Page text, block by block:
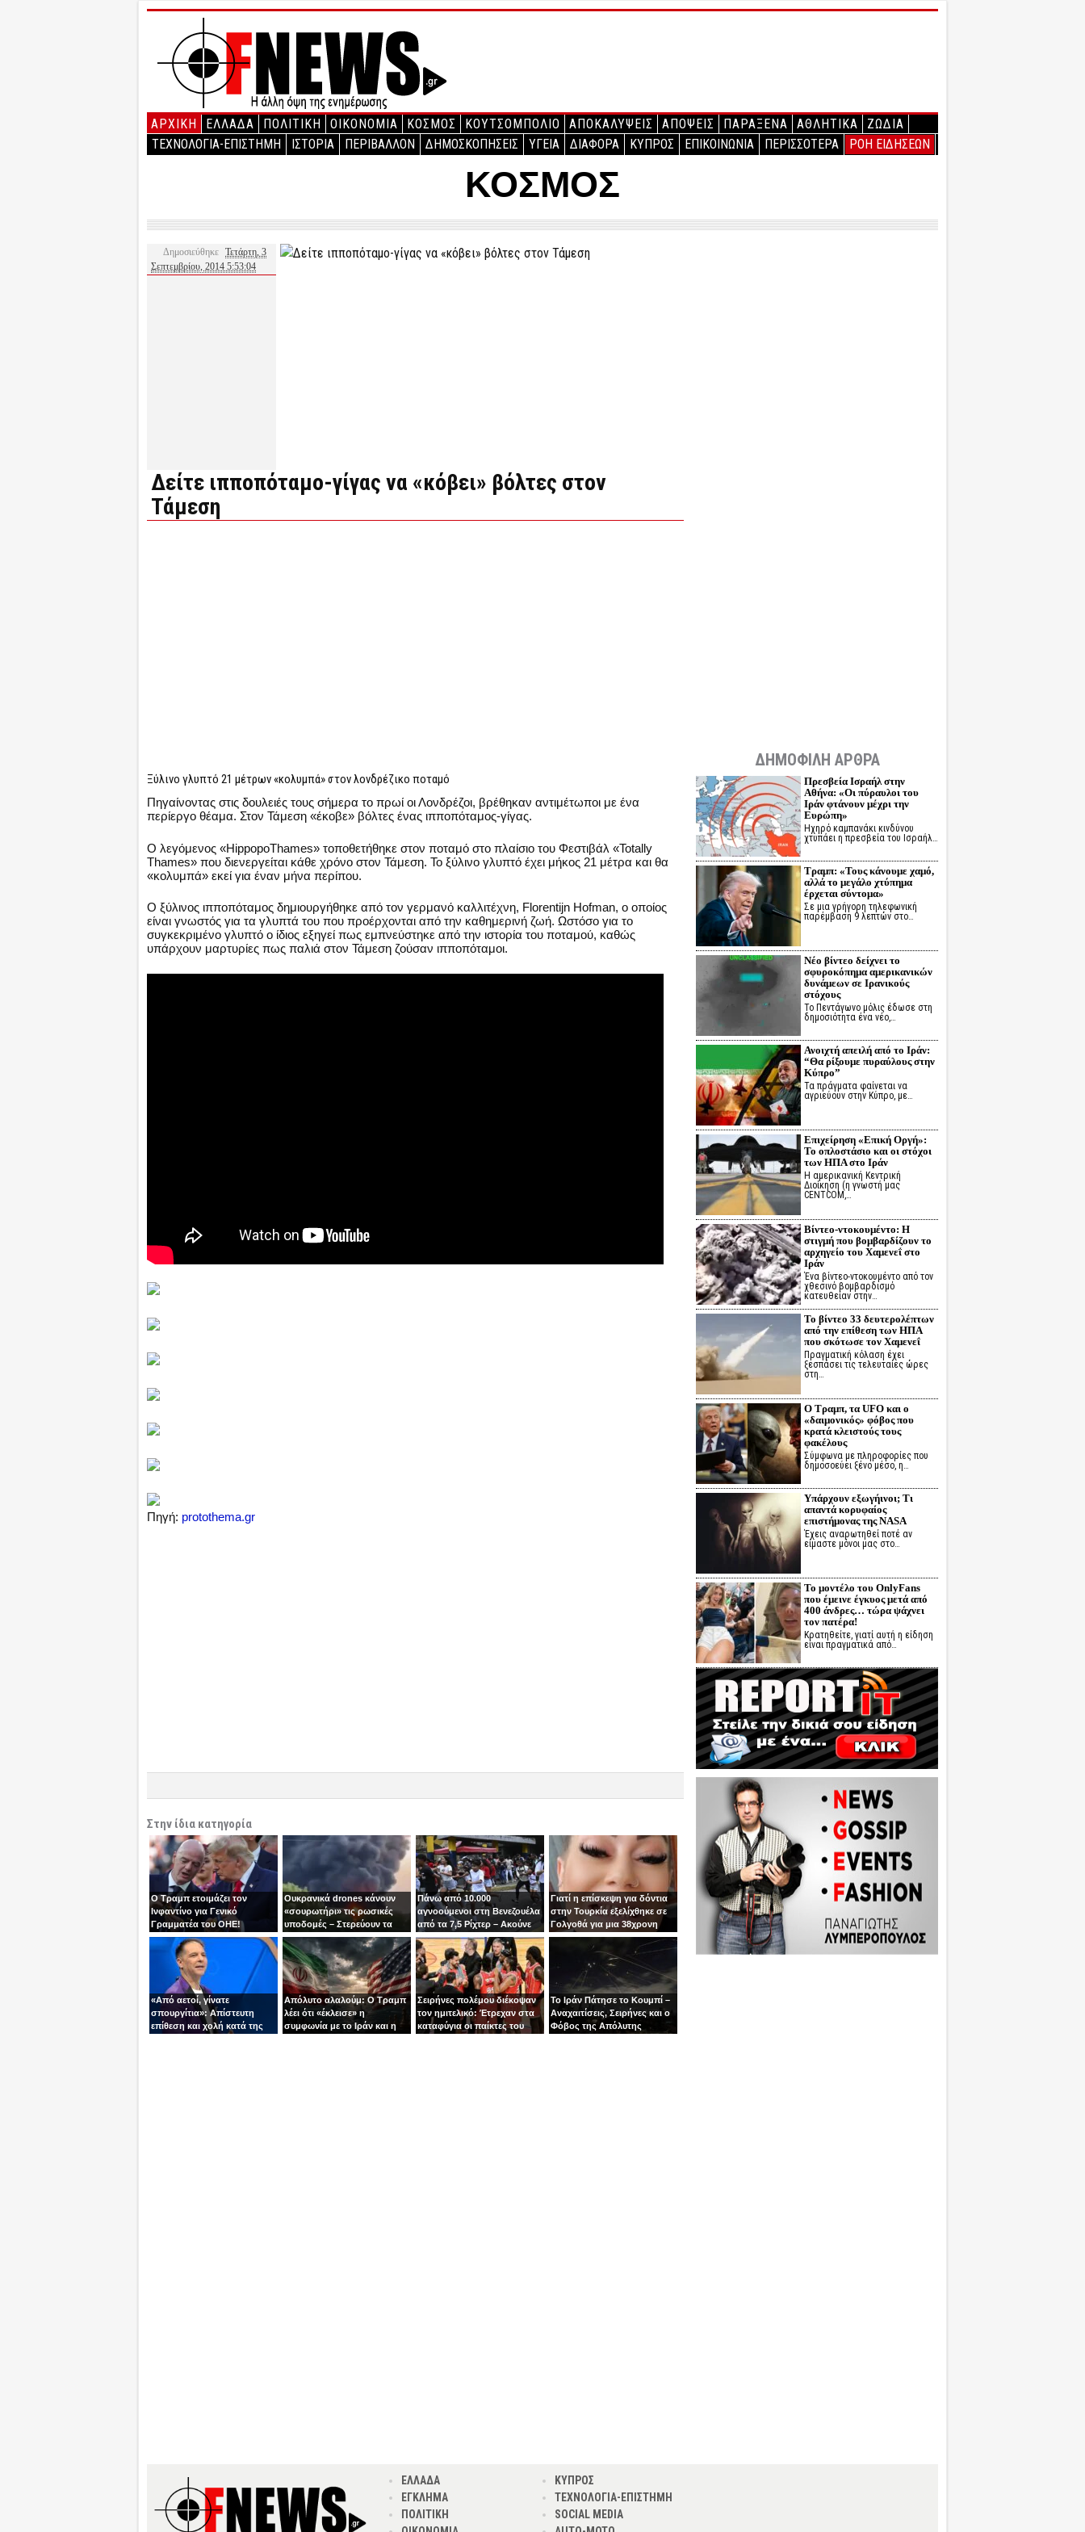
ΑΡΧΙΚΉ ΕΛΛΑΔΑ ΠΟΛΙΤΙΚΗ ΟΙΚΟΝΟΜΙΑ ΚΟΣΜΟΣ ΚΟΥΤΣΟΜΠΟΛΙΟ ΑΠΟΚΑΛΥΨΕΙΣ ΑΠΟΨΕΙΣ ΠΑΡΑΞΕΝΑ ΑΘΛΗΤΙΚΑ
ΖΩΔΙΑ
ΤΕΧΝΟΛΟΓΙΑ-ΕΠΙΣΤΗΜΗ
ΙΣΤΟΡΙΑ ΠΕΡΙΒΑΛΛΟΝ ΔΗΜΟΣΚΟΠΗΣΕΙΣ ΥΓΕΙΑ ΔΙΑΦΟΡΑ ΚΥΠΡΟΣ ΕΠΙΚΟΙΝΩΝΙΑ ΠΕΡΙΣΣΟΤΕΡΑ ΡΟΗ ΕΙΔΗΣΕΩΝ
ΚΟΣΜΟΣ
Δημοσιεύθηκε Τετάρτη, 3
Σεπτεμβρίου, 2014 5:53:04
Δείτε ιπποπόταμο-γίγας να «κόβει» βόλτες στον
Τάμεση
Ξύλινο γλυπτό 21 μέτρων «κολυμπά» στον λονδρέζικο ποταμό
Πηγαίνοντας στις δουλειές τους σήμερα το πρωί οι Λονδρέζοι, βρέθηκαν αντιμέτωποι με ένα
περίεργο θέαμα. Στον Τάμεση «έκοβε» βόλτες ένας ιπποπόταμος-γίγας.
Ο λεγόμενος «HippopoThames» τοποθετήθηκε στον ποταμό στο πλαίσιο του Φεστιβάλ «Totally
Thames» που διενεργείται κάθε χρόνο στον Τάμεση. Το ξύλινο γλυπτό έχει μήκος 21 μέτρα και θα
«κολυμπά» εκεί για έναν μήνα περίπου.
Ο ξύλινος ιπποπόταμος δημιουργήθηκε από τον γερμανό καλλιτέχνη, Florentijn Hofman, ο οποίος
είναι γνωστός για τα γλυπτά του που προέρχονται από την καθημερινή ζωή. Ωστόσο για το
συγκεκριμένο γλυπτό ο ίδιος εξηγεί πως εμπνεύστηκε από την ιστορία του ποταμού, καθώς
υπάρχουν μαρτυρίες πως παλιά στον Τάμεση ζούσαν ιπποπόταμοι.
Πηγή: protothema.gr
Στην ίδια κατηγορία
Ο Τραμπ ετοιμάζει τον
Ινφαντίνο για Γενικό
Γραμματέα του ΟΗΕ!
Ουκρανικά drones κάνουν
«σουρωτήρι» τις ρωσικές
υποδομές – Στερεύουν τα
καύσιμα του Πούτιν
Πάνω από 10.000
αγνοούμενοι στη Βενεζουέλα
από τα 7,5 Ρίχτερ – Ακούνε
φωνές κάτω από τα
συντρίμμια
Γιατί η επίσκεψη για δόντια
στην Τουρκία εξελίχθηκε σε
Γολγοθά για μια 38χρονη
μητέρα
«Από αετοί, γίνατε
σπουργίτια»: Απίστευτη
επίθεση και χολή κατά της
Απόλυτο αλαλούμ: Ο Τραμπ
λέει ότι «έκλεισε» η
συμφωνία με το Ιράν και η
Σειρήνες πολέμου διέκοψαν
τον ημιτελικό: Έτρεχαν στα
καταφύγια οι παίκτες του
Το Ιράν Πάτησε το Κουμπί –
Αναχαιτίσεις, Σειρήνες και ο
Φόβος της Απόλυτης
ΔΗΜΟΦΙΛΗ ΑΡΘΡΑ
Πρεσβεία Ισραήλ στην
Αθήνα: «Οι πύραυλοι του
Ιράν φτάνουν μέχρι την
Ευρώπη»
Ηχηρό καμπανάκι κινδύνου
χτυπάει η πρεσβεία του Ισραήλ…
Τραμπ: «Τους κάνουμε χαμό,
αλλά το μεγάλο χτύπημα
έρχεται σύντομα»
Σε μια γρήγορη τηλεφωνική
παρέμβαση 9 λεπτών στο…
Νέο βίντεο δείχνει το
σφυροκόπημα αμερικανικών
δυνάμεων σε Ιρανικούς
στόχους
Το Πεντάγωνο μόλις έδωσε στη
δημοσιότητα ένα νέο,…
Ανοιχτή απειλή από το Ιράν:
“Θα ρίξουμε πυραύλους στην
Κύπρο”
Τα πράγματα φαίνεται να
αγριεύουν στην Κύπρο, με…
Επιχείρηση «Επική Οργή»:
Το οπλοστάσιο και οι στόχοι
των ΗΠΑ στο Ιράν
Η αμερικανική Κεντρική
Διοίκηση (η γνωστή μας
CENTCOM,…
Βίντεο-ντοκουμέντο: Η
στιγμή που βομβαρδίζουν το
αρχηγείο του Χαμενεΐ στο
Ιράν
Ένα βίντεο-ντοκουμέντο από τον
χθεσινό βομβαρδισμό
κατευθείαν στην…
Το βίντεο 33 δευτερολέπτων
από την επίθεση των ΗΠΑ
που σκότωσε τον Χαμενεΐ
Πραγματική κόλαση έχει
ξεσπάσει τις τελευταίες ώρες
στη…
Ο Τραμπ, τα UFO και ο
«δαιμονικός» φόβος που
κρατά κλειστούς τους
φακέλους
Σύμφωνα με πληροφορίες που
δημοσοεύει ξένο μέσο, η…
Υπάρχουν εξωγήινοι; Τι
απαντά κορυφαίος
επιστήμονας της NASA
Έχεις αναρωτηθεί ποτέ αν
είμαστε μόνοι μας στο…
Το μοντέλο του OnlyFans
που έμεινε έγκυος μετά από
400 άνδρες… τώρα ψάχνει
τον πατέρα!
Κρατηθείτε, γιατί αυτή η είδηση
είναι πραγματικά από…
ΕΛΛΑΔΑ
ΕΓΚΛΗΜΑ
ΠΟΛΙΤΙΚΗ
ΚΥΠΡΟΣ
ΤΕΧΝΟΛΟΓΙΑ-ΕΠΙΣΤΗΜΗ
SOCIAL MEDIA